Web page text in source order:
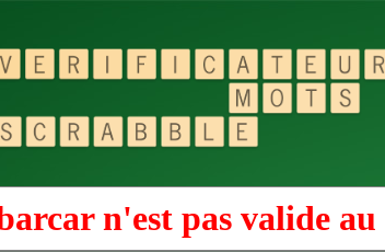
n'est pas valide au